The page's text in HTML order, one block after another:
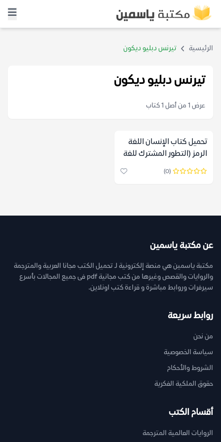
الرئيسية تيرنس دبليو ديكون
تيرنس دبليو ديكون
عرض 1 من أصل 1 كتاب
تحميل كتاب الإنسان اللغة
الرمز (التطور المشترك للغة
والمخ) – تيرنس دبليو ديكون
(0)
عن مكتبة ياسمين
مكتبة ياسمين هي منصة إلكترونية لـ تحميل الكتب مجانا العربية والمترجمة
والروايات والقصص وغيرها من كتب مجانية pdf فى جميع المجالات بأسرع
سيرفرات وروابط مباشرة و قراءة كتب اونلاين.
روابط سريعة
من نحن
سياسة الخصوصية
الشروط والأحكام
حقوق الملكية الفكرية
أقسام الكتب
الروايات العالمية المترجمة